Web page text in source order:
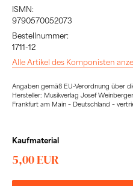
ISMN:
9790570052073
Bestellnummer:
1711-12
Alle Artikel des Komponisten
Angaben gemäß EU-Verordnung über
Hersteller: Musikverlag Josef
Frankfurt am Main – Deutschland –
Kaufmaterial
5,00 EUR